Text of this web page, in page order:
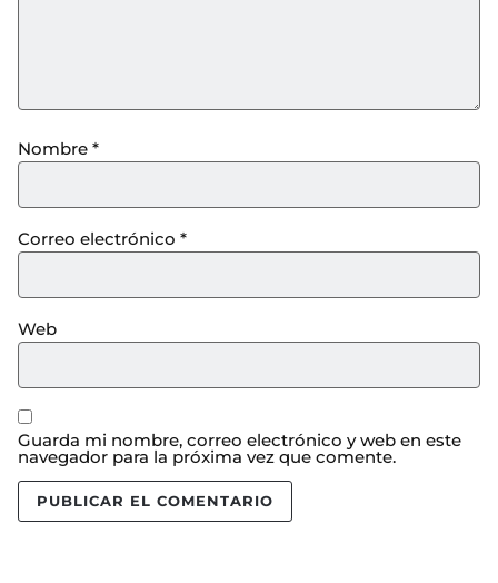
Nombre *
Correo electrónico *
Web
Guarda mi nombre, correo electrónico y web en este
navegador para la próxima vez que comente.